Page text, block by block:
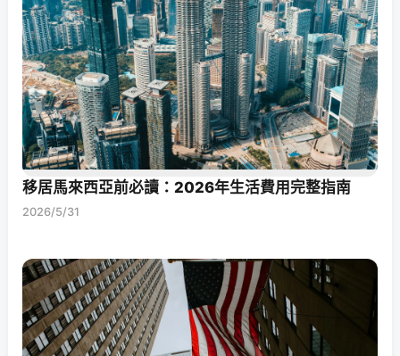
移居馬來西亞前必讀：2026年生活費用完整指南
2026/5/31